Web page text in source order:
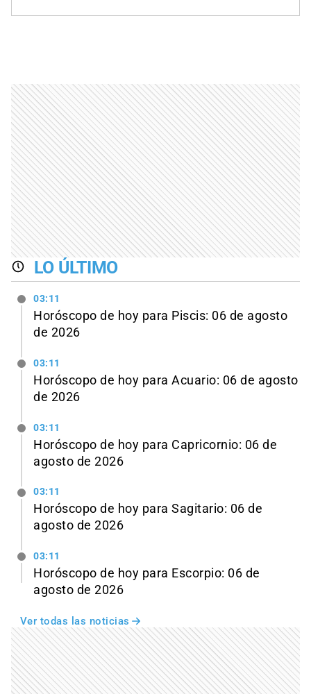
LO ÚLTIMO
03:11
Horóscopo de hoy para Piscis: 06 de agosto
de 2026
03:11
Horóscopo de hoy para Acuario: 06 de agosto
de 2026
03:11
Horóscopo de hoy para Capricornio: 06 de
agosto de 2026
03:11
Horóscopo de hoy para Sagitario: 06 de
agosto de 2026
03:11
Horóscopo de hoy para Escorpio: 06 de
agosto de 2026
Ver todas las noticias